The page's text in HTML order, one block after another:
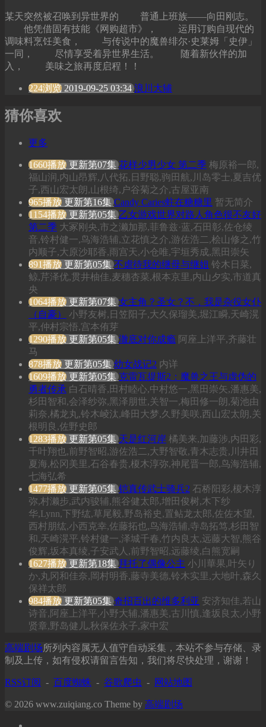
某天突然被召唤到异世界的 普通上班族——向田刚志。
他凭借固有技能《网购超市》， 运用订购自现代的
调味料烹饪美食， 与传说中的魔兽绯尔·史莱姆「史伊」
一同， 尽情享受着异世界生活。 随着新伙伴的加
入， 美味之旅再度启程！！
224浏览 2019-09-25 03:34 浪川大辅
猜你喜欢
更多
1660播放 更新第07集 花样少男少女 第二季 梅原裕一郎,
福山润,内山昂辉,八代拓,日野聪,驹田航,川岛零士,夏吉优
子,西山宏太朗,山根绮,户谷菊之介,古屋亚南
965播放 更新第16集 Candy Caries蛀在糖糖里 暂无简介
1154播放 更新第05集 乙女游戏世界对路人角色很不友好
第二季 大冢刚央,市之濑加那,菲鲁兹·蓝,石田彰,佐仓绫
音,铃村健一,鸟海浩辅,立花慎之介,游佐浩二,桧山修之,竹
内顺子,大原沙耶香,雨宫天,小仓唯,宇垣秀成,黑田崇矢
891播放 更新第05集 不虐待我的继母与继姐 铃木日菜,
鲸,芹泽优,贯井柚佳,麦穗杏菜,根本京里,内山夕实,市道真
央
1064播放 更新第07集 女主角？圣女？不，我是杂役女仆
（自豪）
小野友树,日笠阳子,大久保瑠美,堀江瞬,天崎滉
平,仲村宗悟,宫本侑芽
1290播放 更新第05集 澈底对你成瘾 阿座上洋平,齐藤壮
马
878播放 更新第05集 幼女战记2 内详
1609播放 更新第05集 克雷瓦提斯2：魔兽之王与虚伪的
勇者传承 白石晴香,田村睦心,中村悠一,黑田崇矢,潘惠美,
杉田智和,会泽纱弥,黑泽朋世,关智一,梅田修一朗,菊池由
莉奈,橘龙丸,铃木崚汰,峰田大梦,久野美咲,西山宏太朗,关
根明良,佐野史郎
1283播放 更新第05集 天是红河岸 橘美来,加藤涉,内田彩,
千叶翔也,前野智昭,游佐浩二,大野智敬,青木志贵,川井田
夏海,松冈美里,石谷春贵,榎木淳弥,神尾晋一郎,鸟海浩辅,
七海弘希
1477播放 更新第05集 铠真传武士骑兵2 石桥阳彩,榎木淳
弥,村濑步,武内骏辅,熊谷健太郎,增田俊树,木下纱
华,Lynn,下野纮,草尾毅,野岛裕史,置鲇龙太郎,佐佐木望,
西村朋纮,小西克幸,佐藤拓也,鸟海浩辅,寺岛拓笃,杉田智
和,天崎滉平,铃村健一,泽城千春,竹内良太,远藤大智,熊谷
俊辉,坂本真绫,子安武人,前野智昭,远藤绫,白熊宽嗣
1627播放 更新第18集 拜托了偶像公主 小川華果,叶矢り
か,丸冈和佳奈,岡村明香,藤寺美德,铃木实里,大地叶,森久
保祥太郎
984播放 更新第05集 奇招百出的维多利亚 安济知佳,若山
诗音,阿座上洋平,小野大辅,潘惠美,古川慎,逢坂良太,小野
贤章,野岛健儿,秋保佐永子,家中宏
高端剧场所列内容属无人值守自动采集，本站不参与存储、录
制及上传，如有侵权请留言告知，我们将尽快处理，谢谢！
RSS订阅 - 百度蜘蛛 - 谷歌爬虫 - 网站地图
© 2026 www.zuiqiang.co Theme by 高端剧场